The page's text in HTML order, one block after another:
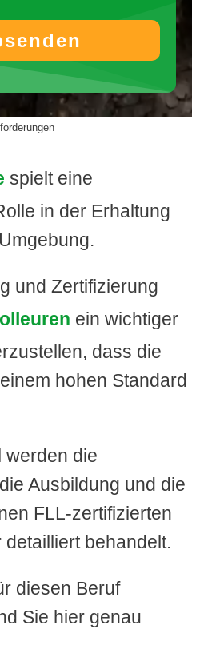
spielt eine
in der Erhaltung
und Zertifizierung
ein wichtiger
dass die
hohen Standard
werden die
Ausbildung und die
FLL-zertifizierten
behandelt.
diesen Beruf
Sie hier genau